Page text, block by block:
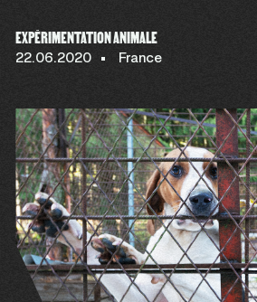
EXPÉRIMENTATION ANIMALE
22.06.2020 France